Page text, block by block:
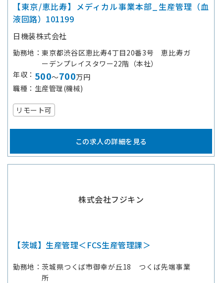
【東京/恵比寿】メディカル事業本部_生産管理（血
液回路）101199
日機装株式会社
勤務地
東京都渋谷区恵比寿4丁目20番3号 恵比寿ガ
ーデンプレイスタワー22階（本社）
年収
500～700万円
職種
生産管理(機械)
リモート可
この求人の詳細を見る
株式会社フジキン
【茨城】生産管理＜FCS生産管理課＞
勤務地
茨城県つくば市御幸が丘18 つくば先端事業
所